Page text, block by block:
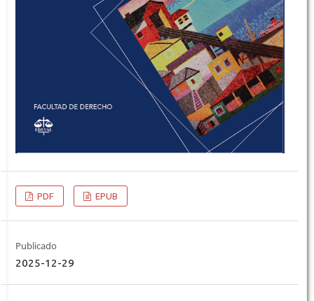
PDF EPUB
Publicado
2025-12-29